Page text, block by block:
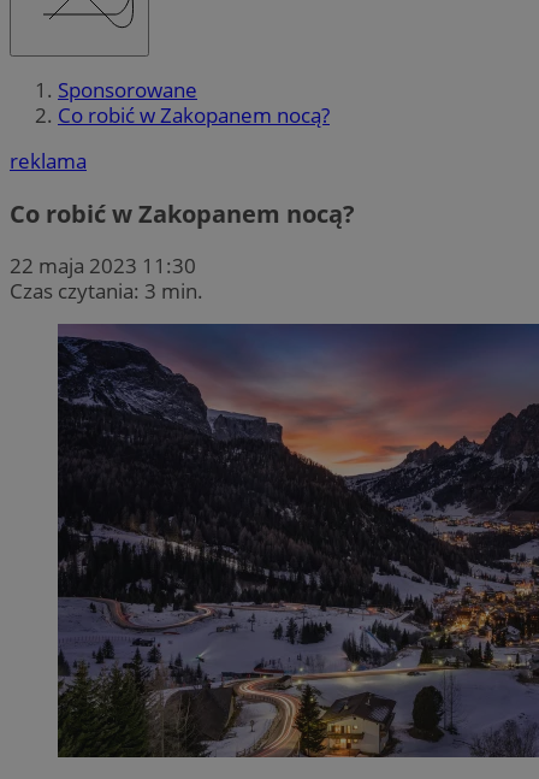
Sponsorowane
Co robić w Zakopanem nocą?
reklama
Co robić w Zakopanem nocą?
22 maja 2023 11:30
Czas czytania: 3 min.